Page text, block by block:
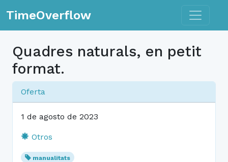
TimeOverflow Toggle
Quadres naturals, en petit
format.
Oferta
1 de agosto de 2023
Otros
manualitats